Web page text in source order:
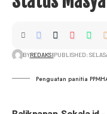
BYREDAKSIPUBLISHED:
Penguatan panitia